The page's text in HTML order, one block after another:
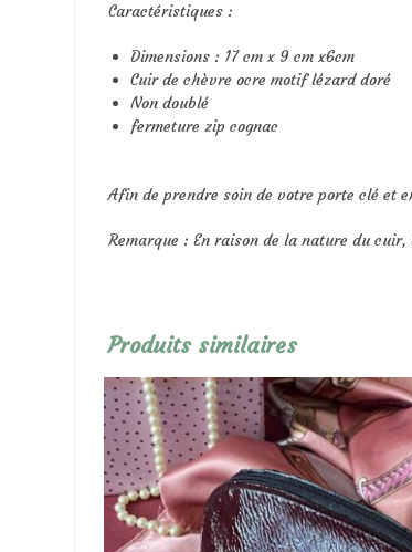
Caractéristiques :
Dimensions : 17 cm x 9 cm x6cm
Cuir de chèvre ocre motif lézard doré
Non doublé
fermeture zip cognac
Afin de prendre soin de votre porte clé et
Remarque : En raison de la nature du
Produits similaires